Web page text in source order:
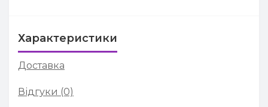
Характеристики
Доставка
Відгуки (0)